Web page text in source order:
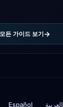
모든 가이드 보기
Español العربية